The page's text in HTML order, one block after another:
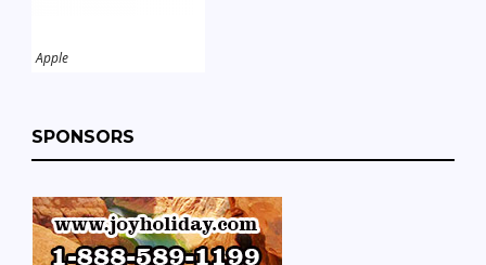
Apple
SPONSORS